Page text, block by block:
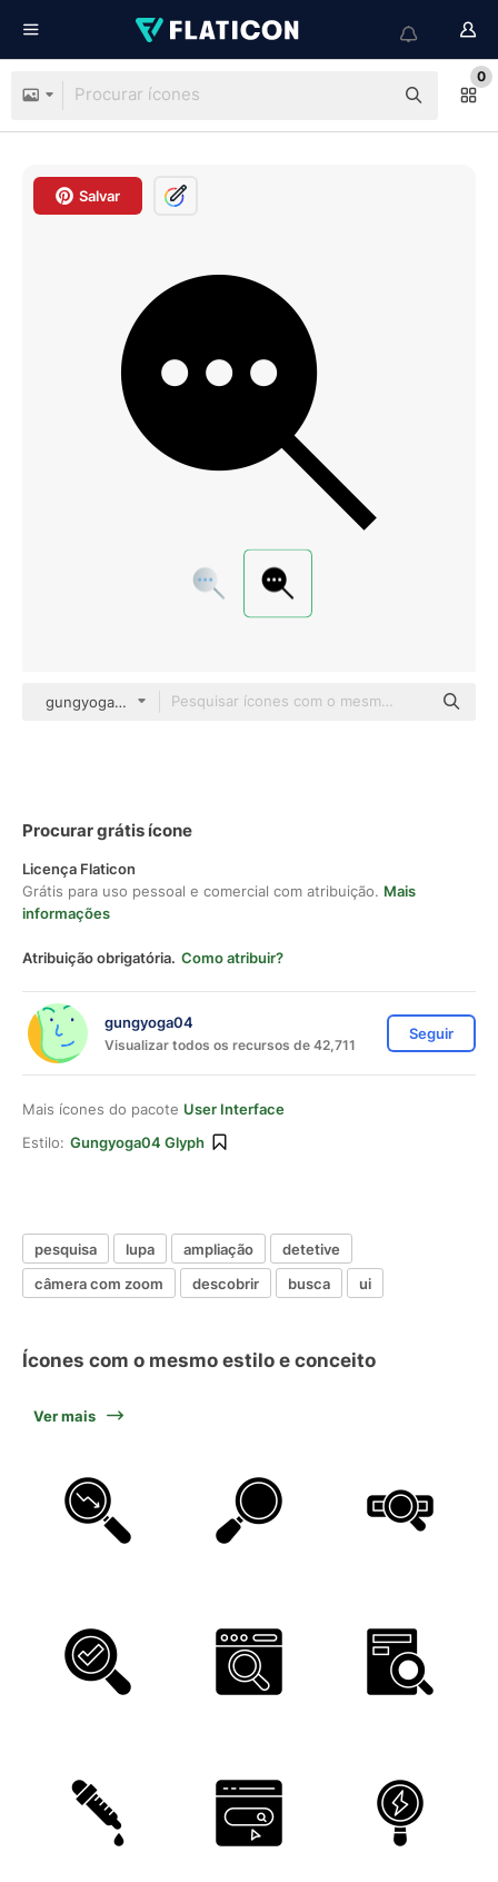
0
Salvar
gungyoga04 Glyph
Procurar grátis ícone
Licença Flaticon
Grátis para uso pessoal e comercial com atribuição. Mais
informações
Atribuição obrigatória. Como atribuir?
gungyoga04
Visualizar todos os recursos de 42,711
Seguir
Mais ícones do pacote User Interface
Estilo: Gungyoga04 Glyph
pesquisa lupa ampliação
detetive
câmera com zoom
descobrir busca ui
Ícones com o mesmo estilo e conceito
Ver mais